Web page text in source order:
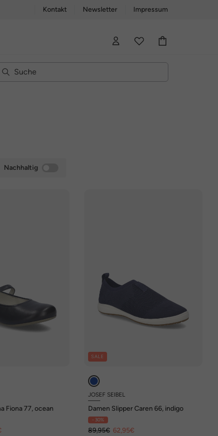
Kontakt Newsletter Impressum
Nachhaltig
Fiona 77, ocean
SALE
JOSEF SEIBEL
Damen Slipper Caren 66, indigo
- 30%
89,95€ 62,95€